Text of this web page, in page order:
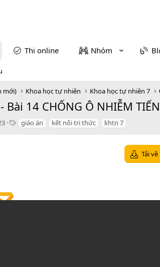
Thi online Nhóm
mới) Khoa học tự nhiên Khoa học tự nhiên 7
Bài 14 CHỐNG Ô NHIỄM
T giáo án kết nối tri thức khtn 7
Tải về